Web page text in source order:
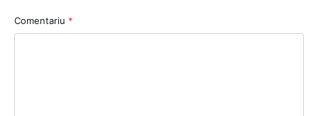
Comentariu *